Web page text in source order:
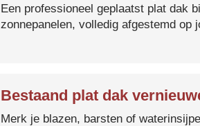
Een professioneel geplaatst plat dak
zonnepanelen, volledig afgestemd op
Bestaand plat dak
Merk je blazen, barsten of